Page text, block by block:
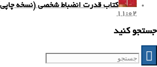
کتاب قدرت انضباط شخصی (نسخه
11:02
جستجو کنید